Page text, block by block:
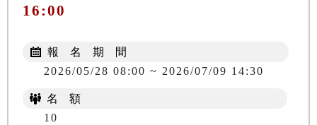
16:00
報 名 期 間
2026/05/28 08:00 ~ 2026/07/09 14:30
名 額
10